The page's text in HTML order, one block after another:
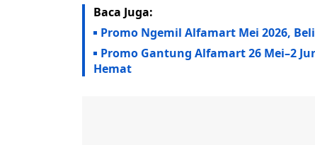
Baca Juga:
Promo Ngemil Alfamart Mei 2026,
Promo Gantung Alfamart 26 Mei–2
Hemat